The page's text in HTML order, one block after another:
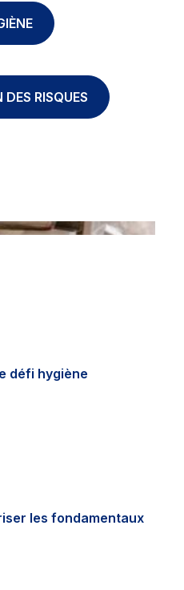
DES RISQUES
défi hygiène
les fondamentaux